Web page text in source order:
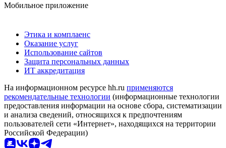
Мобильное приложение
Этика и комплаенс
Оказание услуг
Использование сайтов
Защита персональных данных
ИТ аккредитация
На информационном ресурсе hh.ru применяются
рекомендательные технологии (информационные технологии
предоставления информации на основе сбора, систематизации
и анализа сведений, относящихся к предпочтениям
пользователей сети «Интернет», находящихся на территории
Российской Федерации)